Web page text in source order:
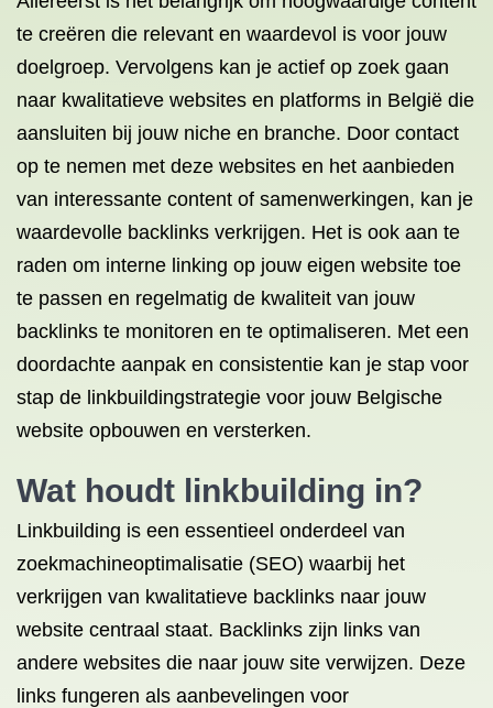
te creëren die relevant en waardevol is voor jouw
doelgroep. Vervolgens kan je actief op zoek gaan
naar kwalitatieve websites en platforms in België die
aansluiten bij jouw niche en branche. Door contact
op te nemen met deze websites en het aanbieden
van interessante content of samenwerkingen, kan je
waardevolle backlinks verkrijgen. Het is ook aan te
raden om interne linking op jouw eigen website toe
te passen en regelmatig de kwaliteit van jouw
backlinks te monitoren en te optimaliseren. Met een
doordachte aanpak en consistentie kan je stap voor
stap de linkbuildingstrategie voor jouw Belgische
website opbouwen en versterken.
Wat houdt linkbuilding in?
Linkbuilding is een essentieel onderdeel van
zoekmachineoptimalisatie (SEO) waarbij het
verkrijgen van kwalitatieve backlinks naar jouw
website centraal staat. Backlinks zijn links van
andere websites die naar jouw site verwijzen. Deze
links fungeren als aanbevelingen voor